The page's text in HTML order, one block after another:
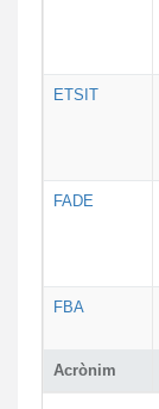
Acrònim
ETSIT
FADE
FBA